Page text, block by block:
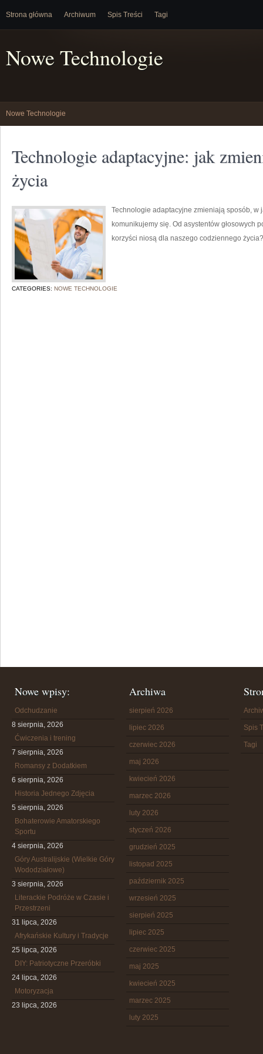
Strona główna Archiwum Spis Treści Tagi
Nowe Technologie
Nowe Technologie
Technologie adaptacyjne: jak
życia
Technologie adaptacyjne zmieniają sposób, w
komunikujemy się. Od asystentów głosowych
korzyści niosą dla naszego codziennego
CATEGORIES: NOWE TECHNOLOGIE
Nowe wpisy:
Odchudzanie
8 sierpnia, 2026
Ćwiczenia i trening
7 sierpnia, 2026
Romansy z Dodatkiem
6 sierpnia, 2026
Historia Jednego Zdjęcia
5 sierpnia, 2026
Bohaterowie Amatorskiego
Sportu
4 sierpnia, 2026
Góry Australijskie (Wielkie Góry
Wododziałowe)
3 sierpnia, 2026
Literackie Podróże w Czasie i
Przestrzeni
31 lipca, 2026
Afrykańskie Kultury i Tradycje
25 lipca, 2026
DIY: Patriotyczne Przeróbki
24 lipca, 2026
Motoryzacja
23 lipca, 2026
Archiwa
sierpień 2026
lipiec 2026
czerwiec 2026
maj 2026
kwiecień 2026
marzec 2026
luty 2026
styczeń 2026
grudzień 2025
listopad 2025
październik 2025
wrzesień 2025
sierpień 2025
lipiec 2025
czerwiec 2025
maj 2025
kwiecień 2025
marzec 2025
luty 2025
Spis
Tagi